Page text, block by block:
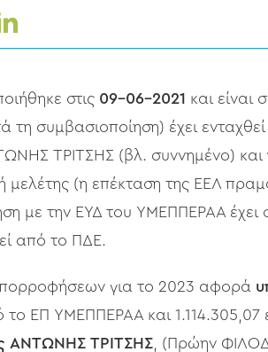
στις 09–06–2021 και είναι
τη συμβασιοποίηση) έχει
ΤΡΙΤΣΗΣ (βλ. συννημένο) και
(η επέκταση της ΕΕΛ
με την ΕΥΔ του ΥΜΕΠΠΕΡΑΑ
από το ΠΔΕ.
για το 2023 αφορά
ΕΠ ΥΜΕΠΠΕΡΑΑ και
ΑΝΤΩΝΗΣ ΤΡΙΤΣΗΣ, (Πρώην